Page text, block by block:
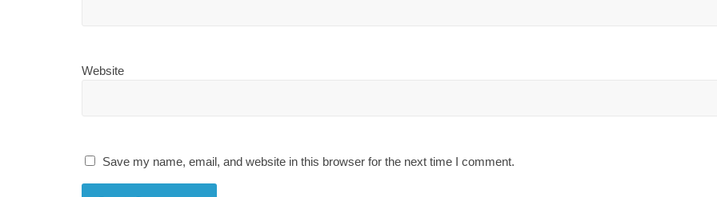
Website
Save my name, email, and website in this browser for the next time I comment.